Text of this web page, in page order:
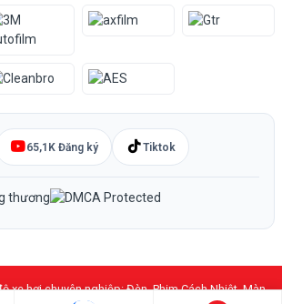
65,1K Đăng ký Tiktok
xe hơi chuyên nghiệp: Đèn, Phim Cách Nhiệt, Màn